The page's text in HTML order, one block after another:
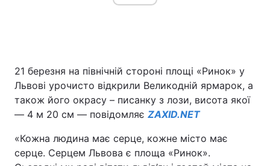
21 березня на північній стороні площі «Ринок» у
Львові урочисто відкрили Великодній ярмарок, а
також його окрасу – писанку з лози, висота якої
― 4 м 20 см ― повідомляє ZAXID.NET
«Кожна людина має серце, кожне місто має
серце. Серцем Львова є площа «Ринок».